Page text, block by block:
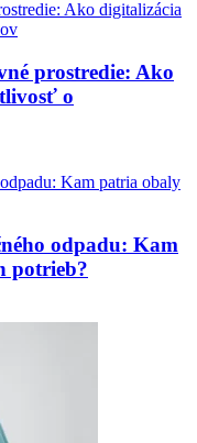
prostredie: Ako
o
odpadu: Kam
potrieb?